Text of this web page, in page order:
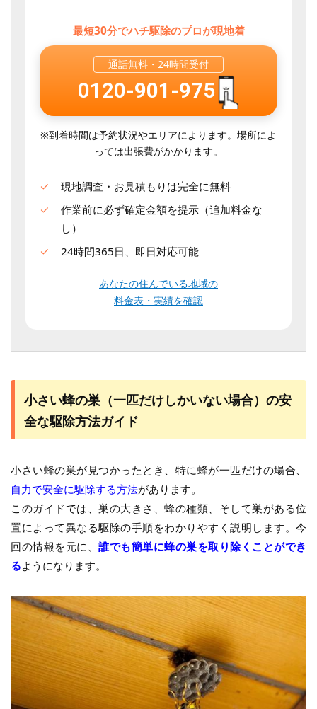
最短30分でハチ駆除のプロが現地着
通話無料・ 24時間受付
0120-901-975
※到着時間は予約状況やエリアによります。場所によ
っては出張費がかかります。
現地調査・お見積もりは完全に無料
作業前に必ず確定金額を提示（追加料金な
し）
24時間365日、即日対応可能
あなたの住んでいる地域の
料金表・実績を確認
小さい蜂の巣（一匹だけしかいない場合）の安
全な駆除方法ガイド
小さい蜂の巣が見つかったとき、特に蜂が一匹だけの場合、
自力で安全に駆除する方法があります。
このガイドでは、巣の大きさ、蜂の種類、そして巣がある位
置によって異なる駆除の手順をわかりやすく説明します。今
回の情報を元に、 誰でも簡単に蜂の巣を取り除くことができ
るようになります。